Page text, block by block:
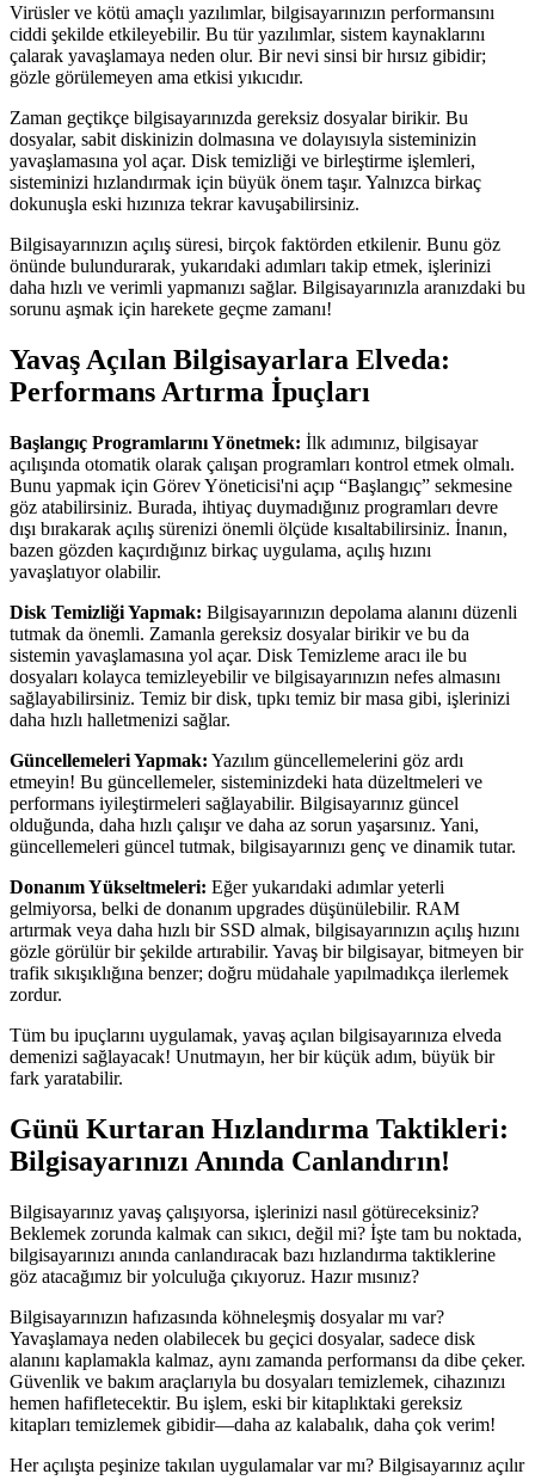
Virüsler ve kötü amaçlı yazılımlar, bilgisayarınızın performansını
ciddi şekilde etkileyebilir. Bu tür yazılımlar, sistem kaynaklarını
çalarak yavaşlamaya neden olur. Bir nevi sinsi bir hırsız gibidir;
gözle görülemeyen ama etkisi yıkıcıdır.
Zaman geçtikçe bilgisayarınızda gereksiz dosyalar birikir. Bu
dosyalar, sabit diskinizin dolmasına ve dolayısıyla sisteminizin
yavaşlamasına yol açar. Disk temizliği ve birleştirme işlemleri,
sisteminizi hızlandırmak için büyük önem taşır. Yalnızca birkaç
dokunuşla eski hızınıza tekrar kavuşabilirsiniz.
Bilgisayarınızın açılış süresi, birçok faktörden etkilenir. Bunu göz
önünde bulundurarak, yukarıdaki adımları takip etmek, işlerinizi
daha hızlı ve verimli yapmanızı sağlar. Bilgisayarınızla aranızdaki bu
sorunu aşmak için harekete geçme zamanı!
Yavaş Açılan Bilgisayarlara Elveda:
Performans Artırma İpuçları
Başlangıç Programlarını Yönetmek: İlk adımınız, bilgisayar
açılışında otomatik olarak çalışan programları kontrol etmek olmalı.
Bunu yapmak için Görev Yöneticisi'ni açıp “Başlangıç” sekmesine
göz atabilirsiniz. Burada, ihtiyaç duymadığınız programları devre
dışı bırakarak açılış sürenizi önemli ölçüde kısaltabilirsiniz. İnanın,
bazen gözden kaçırdığınız birkaç uygulama, açılış hızını
yavaşlatıyor olabilir.
Disk Temizliği Yapmak: Bilgisayarınızın depolama alanını düzenli
tutmak da önemli. Zamanla gereksiz dosyalar birikir ve bu da
sistemin yavaşlamasına yol açar. Disk Temizleme aracı ile bu
dosyaları kolayca temizleyebilir ve bilgisayarınızın nefes almasını
sağlayabilirsiniz. Temiz bir disk, tıpkı temiz bir masa gibi, işlerinizi
daha hızlı halletmenizi sağlar.
Güncellemeleri Yapmak: Yazılım güncellemelerini göz ardı
etmeyin! Bu güncellemeler, sisteminizdeki hata düzeltmeleri ve
performans iyileştirmeleri sağlayabilir. Bilgisayarınız güncel
olduğunda, daha hızlı çalışır ve daha az sorun yaşarsınız. Yani,
güncellemeleri güncel tutmak, bilgisayarınızı genç ve dinamik tutar.
Donanım Yükseltmeleri: Eğer yukarıdaki adımlar yeterli
gelmiyorsa, belki de donanım upgrades düşünülebilir. RAM
artırmak veya daha hızlı bir SSD almak, bilgisayarınızın açılış hızını
gözle görülür bir şekilde artırabilir. Yavaş bir bilgisayar, bitmeyen bir
trafik sıkışıklığına benzer; doğru müdahale yapılmadıkça ilerlemek
zordur.
Tüm bu ipuçlarını uygulamak, yavaş açılan bilgisayarınıza elveda
demenizi sağlayacak! Unutmayın, her bir küçük adım, büyük bir
fark yaratabilir.
Günü Kurtaran Hızlandırma Taktikleri:
Bilgisayarınızı Anında Canlandırın!
Bilgisayarınız yavaş çalışıyorsa, işlerinizi nasıl götüreceksiniz?
Beklemek zorunda kalmak can sıkıcı, değil mi? İşte tam bu noktada,
bilgisayarınızı anında canlandıracak bazı hızlandırma taktiklerine
göz atacağımız bir yolculuğa çıkıyoruz. Hazır mısınız?
Bilgisayarınızın hafızasında köhneleşmiş dosyalar mı var?
Yavaşlamaya neden olabilecek bu geçici dosyalar, sadece disk
alanını kaplamakla kalmaz, aynı zamanda performansı da dibe çeker.
Güvenlik ve bakım araçlarıyla bu dosyaları temizlemek, cihazınızı
hemen hafifletecektir. Bu işlem, eski bir kitaplıktaki gereksiz
kitapları temizlemek gibidir—daha az kalabalık, daha çok verim!
Her açılışta peşinize takılan uygulamalar var mı? Bilgisayarınız açılır